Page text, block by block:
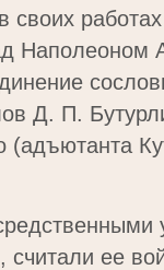
работах
Наполеоном
Д. П.
(адъютанта
считали ее